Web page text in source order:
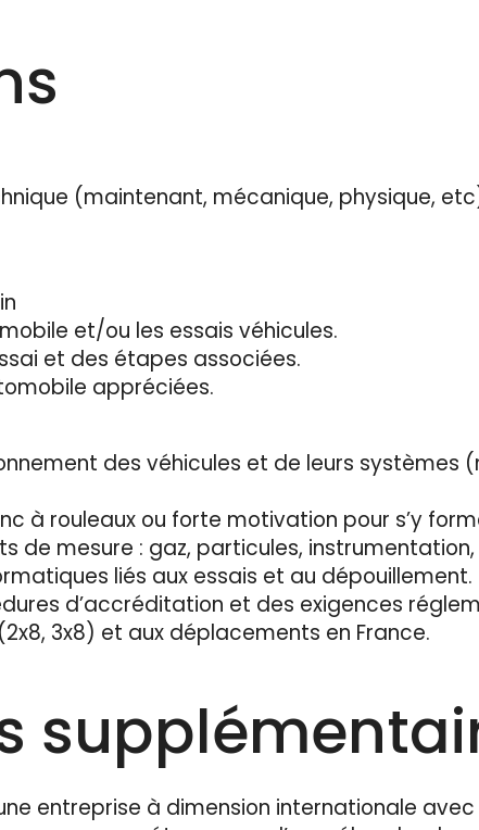
(maintenant, mécanique, physique,
et/ou les essais véhicules.
et des étapes associées.
appréciées.
des véhicules et de leurs systèmes
à rouleaux ou forte motivation pour s’y
de mesure : gaz, particules,
liés aux essais et au dépouillement.
d’accréditation et des exigences
3x8) et aux déplacements en France.
entreprise à dimension internationale